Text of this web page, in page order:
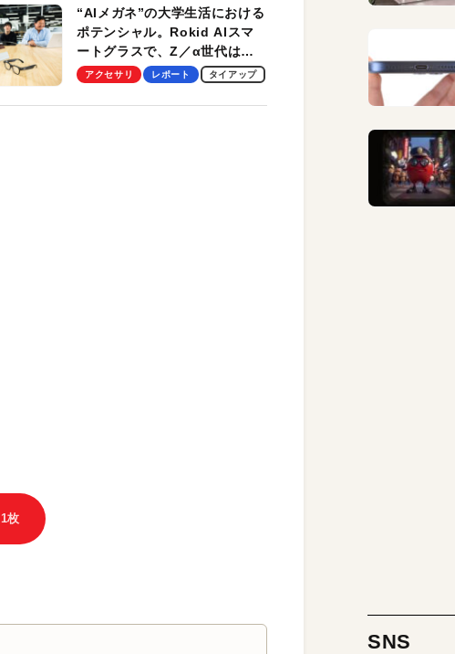
“AIメガネ”の大学生活における
ポテンシャル。Rokid AIスマ
ートグラスで、Z／α世代は何
を見る？ 現役学生起業家、そ
【PR】
アクセサリ レポート タイアップ
1枚
SNS